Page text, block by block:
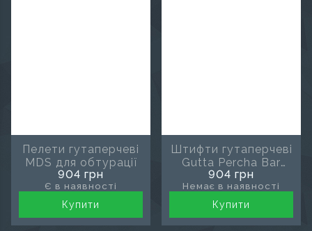
Пелети гутаперчеві
MDS для обтурації
904 грн
Є в наявності
Купити
Штифти гутаперчеві
Gutta Percha Bar
(Meta Biomed)
904 грн
Немає в наявності
Купити